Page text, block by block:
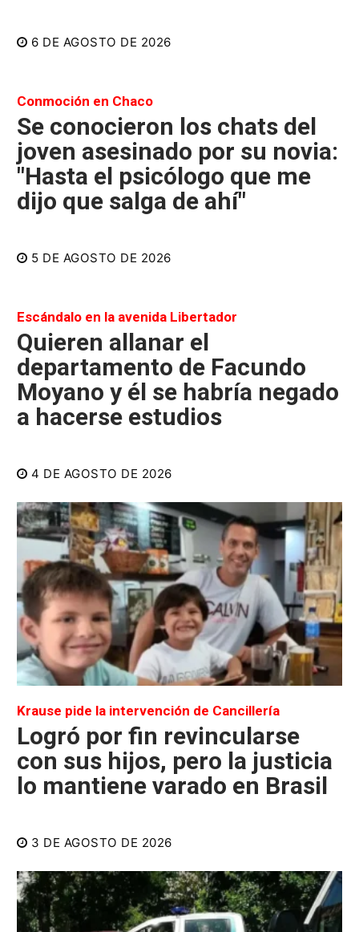
6 DE AGOSTO DE 2026
Conmoción en Chaco
Se conocieron los chats del
joven asesinado por su novia:
"Hasta el psicólogo que me
dijo que salga de ahí"
5 DE AGOSTO DE 2026
Escándalo en la avenida Libertador
Quieren allanar el
departamento de Facundo
Moyano y él se habría negado
a hacerse estudios
4 DE AGOSTO DE 2026
Krause pide la intervención de Cancillería
Logró por fin revincularse
con sus hijos, pero la justicia
lo mantiene varado en Brasil
3 DE AGOSTO DE 2026